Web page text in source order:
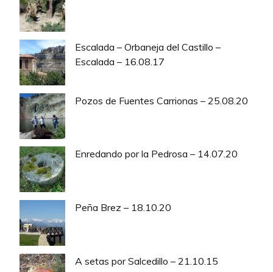
Escalada – Orbaneja del Castillo –
Escalada – 16.08.17
Pozos de Fuentes Carrionas – 25.08.20
Enredando por la Pedrosa – 14.07.20
Peña Brez – 18.10.20
A setas por Salcedillo – 21.10.15